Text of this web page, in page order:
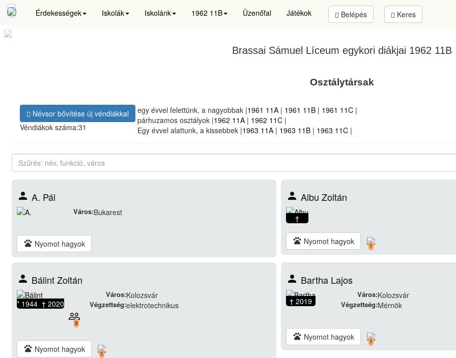
Érdekességek Iskolák Iskolánk 1962 11B Üzenőfal Játékok Belépés Keres
Brassai Sámuel Líceum egykori diákjai 1962 11B
Osztálytársak
Névsor bővítése új véndiákkal
Véndiákok száma:31
egy évvel felettünk, a nagyobbak |1961 11A | 1961 11B | 1961 11C |
párhuzamos osztályok |1962 11A | 1962 11C |
Egy évvel alattunk, a kissebbek |1963 11A | 1963 11B | 1963 11C |
person A. Pál
Város:Bukarest
pets Nyomot hagyok
person Albu Zoltán
†
pets Nyomot hagyok 1
person Bálint Zoltán
* 1944 † 2020
Város:Kolozsvár
Végzettség:elektrotechnikus
people_outline
3
pets Nyomot hagyok 1
person Bartha Lajos
† 2019
Város:Kolozsvár
Végzettség:Mérnök
pets Nyomot hagyok 1